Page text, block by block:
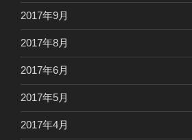
2017年9月
2017年8月
2017年6月
2017年5月
2017年4月